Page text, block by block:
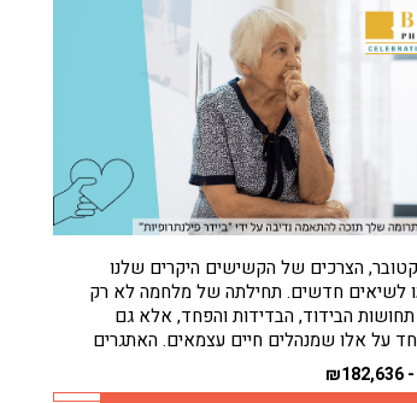
7 באוקטובר, הצרכים של הקשישים היקרים שלנו
לשיאים חדשים. תחילתה של מלחמה לא רק
הבידוד, הבדידות והפחד, אלא גם
על אלו שמנהלים חיים עצמאים. האתגרים
עכשיו מאי פעם. וכאילו לא די בכך, חורף
צפוי רק החמיר...